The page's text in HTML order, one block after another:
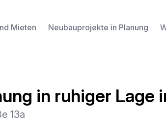
Mieten Neubauprojekte in Planung
in ruhiger Lage
13a